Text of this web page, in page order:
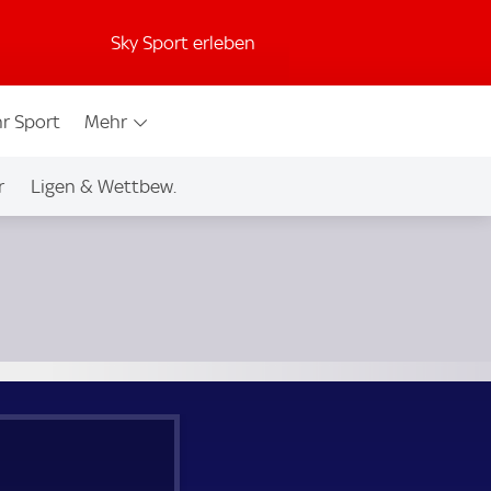
Sky Sport erleben
Sport Mehr
Ligen & Wettbew.